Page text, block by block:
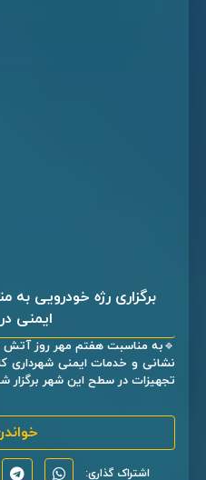
برگزاری رژه خودرویی
ایمنی
🔹به مناسبت هفتم مهر روز آتش
نشانی و خدمات ایمنی شهرداری
تجهیزات در سطح این شهر برگزار
اشتراک گذاری: